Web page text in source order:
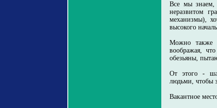
Все мы знаем,
неразвитом
механизмы),
высокого
Можно также
воображая,
обезьяны,
От этого -
людьми, чтобы
Вакантное